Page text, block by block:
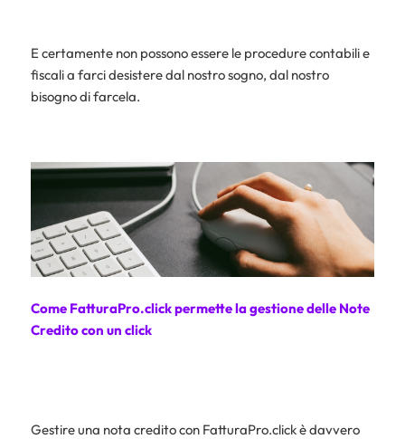
E certamente non possono essere le procedure contabili e
fiscali a farci desistere dal nostro sogno, dal nostro
bisogno di farcela.
Come FatturaPro.click permette la gestione delle Note
Credito con un click
Gestire una nota credito con FatturaPro.click è davvero